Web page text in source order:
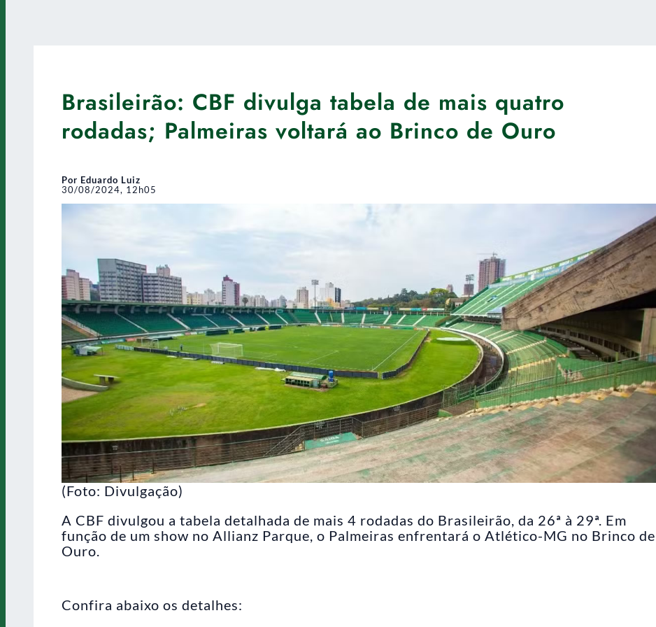
Brasileirão: CBF divulga tabela de mais quatro
rodadas; Palmeiras voltará ao Brinco de Ouro
Por Eduardo Luiz
30/08/2024, 12h05
(Foto: Divulgação)
A CBF divulgou a tabela detalhada de mais 4 rodadas do Brasileirão, da 26ª à 29ª. Em
função de um show no Allianz Parque, o Palmeiras enfrentará o Atlético-MG no Brinco de
Ouro.
Confira abaixo os detalhes: